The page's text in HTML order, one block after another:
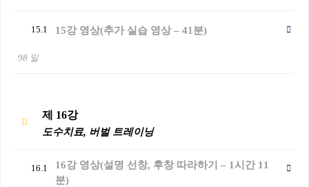
15.1 15강 영상(추가 실습 영상 – 41분)
98 일
제 16강
도수치료, 버벌 트레이닝
16.1
16강 영상(설명 선창, 후창 따라하기 – 1시간 11
분)